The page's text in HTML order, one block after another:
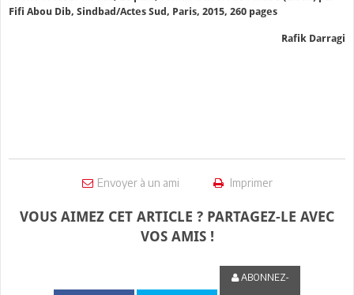
Fifi Abou Dib, Sindbad/Actes Sud, Paris, 2015, 260 pages
Rafik Darragi
Envoyer à un ami Imprimer
VOUS AIMEZ CET ARTICLE ? PARTAGEZ-LE AVEC
VOS AMIS !
ABONNEZ-